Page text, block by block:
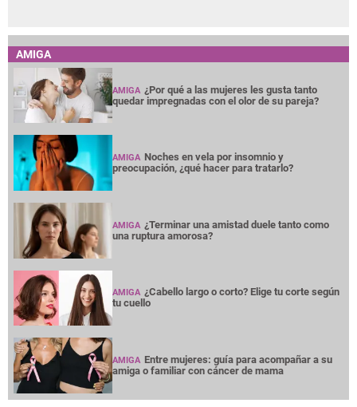
AMIGA
AMIGA ¿Por qué a las mujeres les gusta tanto
quedar impregnadas con el olor de su pareja?
AMIGA Noches en vela por insomnio y
preocupación, ¿qué hacer para tratarlo?
AMIGA ¿Terminar una amistad duele tanto como
una ruptura amorosa?
AMIGA ¿Cabello largo o corto? Elige tu corte según
tu cuello
AMIGA Entre mujeres: guía para acompañar a su
amiga o familiar con cáncer de mama